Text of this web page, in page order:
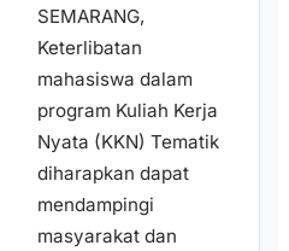
SEMARANG,
Keterlibatan
mahasiswa dalam
program Kuliah Kerja
Nyata (KKN) Tematik
diharapkan dapat
mendampingi
masyarakat dan